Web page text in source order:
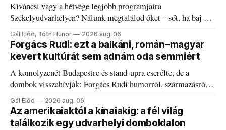
Kíváncsi vagy a hétvége legjobb programjaira
Székelyudvarhelyen? Nálunk megtalálod őket – sőt, ha baj van
a fogaddal, a fogorvosi ügyeletet is!
Gál Előd, Tóth Hunor 2026 aug. 06
Forgács Rudi: ezt a balkáni, román–magyar
kevert kultúrát sem adnám oda semmiért
A komolyzenét Budapestre és stand-upra cserélte, de a
dombok visszahívják: Forgács Rudi humorról, származásról
és határokról.
Gál Előd 2026 aug. 06
Az amerikaiaktól a kínaiakig: a fél világ
találkozik egy udvarhelyi domboldalon